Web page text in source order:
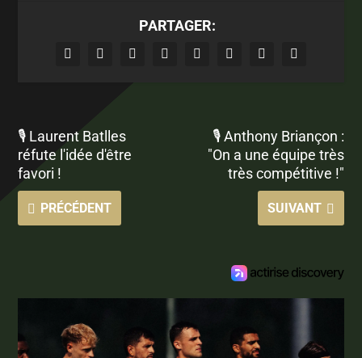
PARTAGER:
🎙 Laurent Batlles
réfute l'idée d'être
favori !
PRÉCÉDENT
🎙 Anthony Briançon :
"On a une équipe très
très compétitive !"
SUIVANT